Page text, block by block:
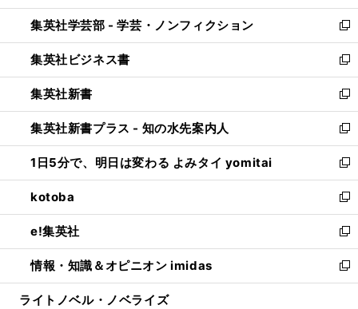
開
く
ウ
で
開
く
ン
ド
ウ
で
開
く
ウ
ィ
ン
ド
ウ
で
開
く
集英社学芸部 - 学芸・ノンフィクション
新
し
い
ウ
ィ
ン
ド
ウ
で
開
く
集英社ビジネス書
新
し
い
ウ
ィ
ン
ド
ウ
で
開
く
集英社新書
新
し
い
ウ
ィ
ン
ド
ウ
で
開
く
集英社新書プラス - 知の水先案内人
新
し
い
ウ
ィ
ン
ド
ウ
で
開
1日5分で、明日は変わる よみタイ yomitai
新
し
い
ウ
ィ
ン
ド
ウ
kotoba
新
し
い
ウ
ィ
ン
e!集英社
新
し
い
ウ
情報・知識＆オピニオン imidas
新
し
ライトノベル・ノベライズ